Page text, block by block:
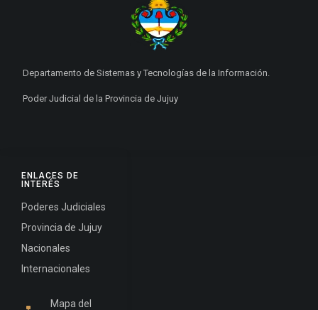
ENLACES DE
INTERÉS
Poderes Judiciales
Provincia de Jujuy
Nacionales
Internacionales
Mapa del
Departamento de Sistemas y Tecnologías de la Información.
Poder Judicial de la Provincia de Jujuy